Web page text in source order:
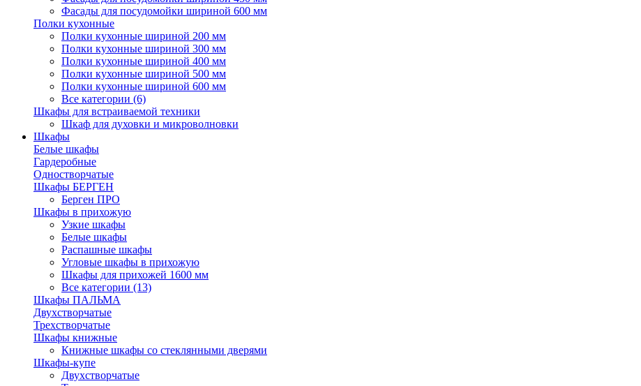
Фасады для посудомойки шириной 600 мм
Полки кухонные
Полки кухонные шириной 200 мм
Полки кухонные шириной 300 мм
Полки кухонные шириной 400 мм
Полки кухонные шириной 500 мм
Полки кухонные шириной 600 мм
Все категории (6)
Шкафы для встраиваемой техники
Шкаф для духовки и микроволновки
Шкафы
Белые шкафы
Гардеробные
Одностворчатые
Шкафы БЕРГЕН
Берген ПРО
Шкафы в прихожую
Узкие шкафы
Белые шкафы
Распашные шкафы
Угловые шкафы в прихожую
Шкафы для прихожей 1600 мм
Все категории (13)
Шкафы ПАЛЬМА
Двухстворчатые
Трехстворчатые
Шкафы книжные
Книжные шкафы со стеклянными дверями
Шкафы-купе
Двухстворчатые